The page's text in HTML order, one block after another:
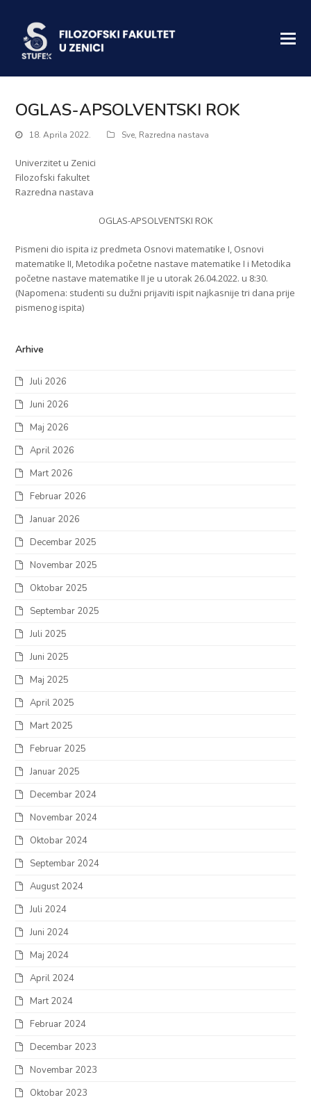
OGLAS-APSOLVENTSKI ROK
18. Aprila 2022. Sve, Razredna nastava
Univerzitet u Zenici
Filozofski fakultet
Razredna nastava
OGLAS-APSOLVENTSKI ROK
Pismeni dio ispita iz predmeta Osnovi matematike I, Osnovi
matematike II, Metodika početne nastave matematike I i Metodika
početne nastave matematike II je u utorak 26.04.2022. u 8:30.
(Napomena: studenti su dužni prijaviti ispit najkasnije tri dana prije
pismenog ispita)
Arhive
Juli 2026
Juni 2026
Maj 2026
April 2026
Mart 2026
Februar 2026
Januar 2026
Decembar 2025
Novembar 2025
Oktobar 2025
Septembar 2025
Juli 2025
Juni 2025
Maj 2025
April 2025
Mart 2025
Februar 2025
Januar 2025
Decembar 2024
Novembar 2024
Oktobar 2024
Septembar 2024
August 2024
Juli 2024
Juni 2024
Maj 2024
April 2024
Mart 2024
Februar 2024
Decembar 2023
Novembar 2023
Oktobar 2023